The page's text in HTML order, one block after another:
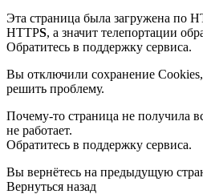
Эта страница была загружена по
HTTPS, а значит телепортации
Обратитесь в поддержку сервиса.
Вы отключили сохранение
решить проблему.
Почему-то страница не получила
не работает.
Обратитесь в поддержку сервиса.
Вы вернётесь на предыдущую
Вернуться назад